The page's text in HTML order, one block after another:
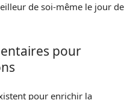
de soi-même le jour de
pour
pour enrichir la